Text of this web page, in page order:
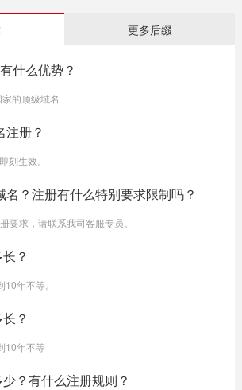
更多后缀
什么优势？
的顶级域名
注册？
刻生效。
名？注册有什么特别要求限制吗？
要求，请联系我司客服专员。
？
年不等。
？
10年不等
？有什么注册规则？